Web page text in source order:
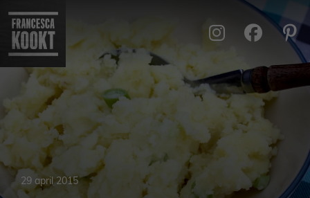
naar
inhoud
29 april 2015